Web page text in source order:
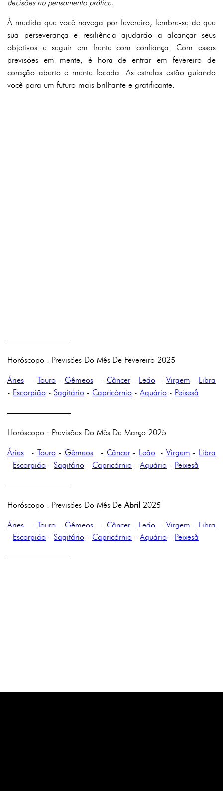
decisões no pensamento prático.
À medida que você navega por fevereiro, lembre-se de que
sua perseverança e resiliência ajudarão a alcançar seus
objetivos e seguir em frente com confiança. Com essas
previsões em mente, é hora de entrar em fevereiro de
coração aberto e mente focada. As estrelas estão guiando
você para um futuro mais brilhante e gratificante.
————————
Horóscopo : Previsões Do Mês De Fevereiro 2025
Áries -Touro - Gêmeos- Câncer- Leão - Virgem - Libra
- Escorpião - Sagitário - Capricórnio - Aquário - Peixeså
————————
Horóscopo : Previsões Do Mês De Março 2025
Áries -Touro - Gêmeos- Câncer- Leão - Virgem - Libra
- Escorpião - Sagitário - Capricórnio - Aquário - Peixeså
————————
Horóscopo : Previsões Do Mês DeAbril 2025
Áries -Touro - Gêmeos- Câncer- Leão - Virgem - Libra
- Escorpião - Sagitário - Capricórnio - Aquário - Peixeså
————————